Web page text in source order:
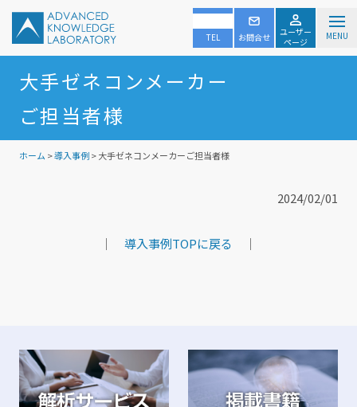
TEL お問合せ
ユーザー
ページ
MENU
大手ゼネコンメーカー
ご担当者様
ホーム >導入事例> 大手ゼネコンメーカーご担当者様
2024/02/01
｜ 導入事例TOPに戻る ｜